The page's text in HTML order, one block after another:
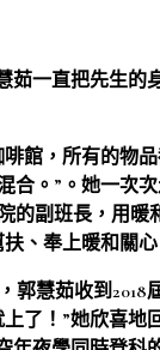
茹一直把先生的
館，所有的物
合。”。她一次
的副班長，用暖
、奉上暖和關心
郭慧茹收到2018
了！”她欣喜地